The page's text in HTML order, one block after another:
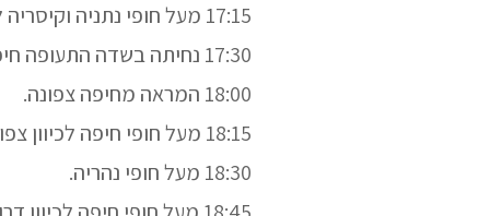
17:15 מעל חופי נתניה וקיסריה לכיוון צפון.
17:30 נחיתה בשדה התעופה חיפה.
18:00 המראה מחיפה צפונה.
18:15 מעל חופי חיפה לכיוון צפון.
18:30 מעל חופי נהריה.